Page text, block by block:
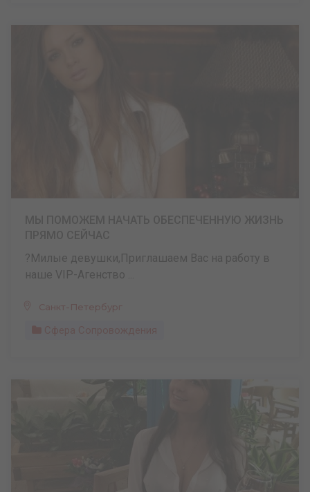
?Милые девушки,Приглашаем Вас на работу в
наше VIP-Агенство ...
Санкт-Петербург
Сфера Сопровождения